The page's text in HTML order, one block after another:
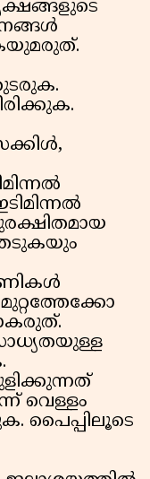
വെള്ളം
പൈപ്പിലൂടെ